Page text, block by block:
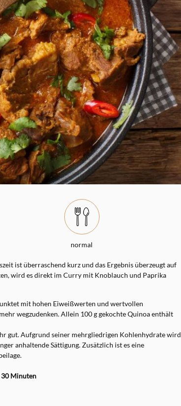
normal
ist überraschend kurz und das Ergebnis überzeugt auf
wird es direkt im Curry mit Knoblauch und Paprika
mit hohen Eiweißwerten und wertvollen
wegzudenken. Allein 100 g gekochte Quinoa enthält
gut. Aufgrund seiner mehrgliedrigen Kohlenhydrate wird
anhaltende Sättigung. Zusätzlich ist es eine
30 Minuten